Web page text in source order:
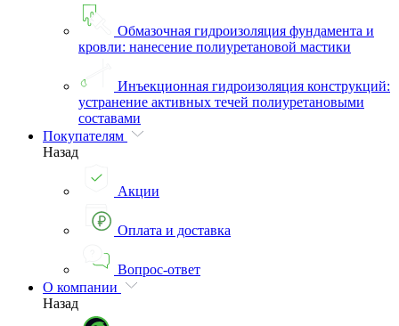
Обмазочная гидроизоляция фундамента и
кровли: нанесение полиуретановой мастики
Инъекционная гидроизоляция конструкций:
устранение активных течей полиуретановыми
составами
Покупателям
Назад
Акции
Оплата и доставка
Вопрос-ответ
О компании
Назад